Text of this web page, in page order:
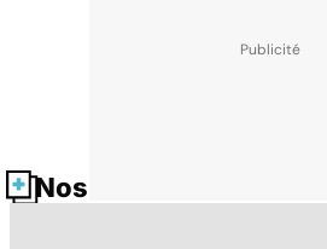
Nos fiches santé